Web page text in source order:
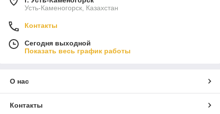
Усть-Каменогорск, Казахстан
Контакты
Сегодня выходной
Показать весь график работы
О нас
Контакты